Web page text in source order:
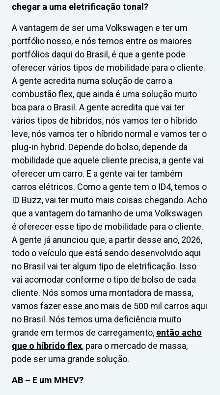
chegar a uma eletrificação tonal?
A vantagem de ser uma Volkswagen e ter um
portfólio nosso, e nós temos entre os maiores
portfólios daqui do Brasil, é que a gente pode
oferecer vários tipos de mobilidade para o cliente.
A gente acredita numa solução de carro a
combustão flex, que ainda é uma solução muito
boa para o Brasil. A gente acredita que vai ter
vários tipos de híbridos, nós vamos ter o híbrido
leve, nós vamos ter o híbrido normal e vamos ter o
plug-in hybrid. Depende do bolso, depende da
mobilidade que aquele cliente precisa, a gente vai
oferecer um carro. E a gente vai ter também
carros elétricos. Como a gente tem o ID4, temos o
ID Buzz, vai ter muito mais coisas chegando. Acho
que a vantagem do tamanho de uma Volkswagen
é oferecer esse tipo de mobilidade para o cliente.
A gente já anunciou que, a partir desse ano, 2026,
todo o veículo que está sendo desenvolvido aqui
no Brasil vai ter algum tipo de eletrificação. Isso
vai acomodar conforme o tipo de bolso de cada
cliente. Nós somos uma montadora de massa,
vamos fazer esse ano mais de 500 mil carros aqui
no Brasil. Nós temos uma deficiência muito
grande em termos de carregamento, então acho
que o híbrido flex, para o mercado de massa,
pode ser uma grande solução.
AB – E um MHEV?